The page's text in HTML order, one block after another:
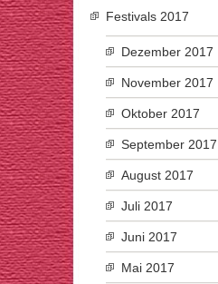
Festivals 2017
Dezember 2017
November 2017
Oktober 2017
September 2017
August 2017
Juli 2017
Juni 2017
Mai 2017